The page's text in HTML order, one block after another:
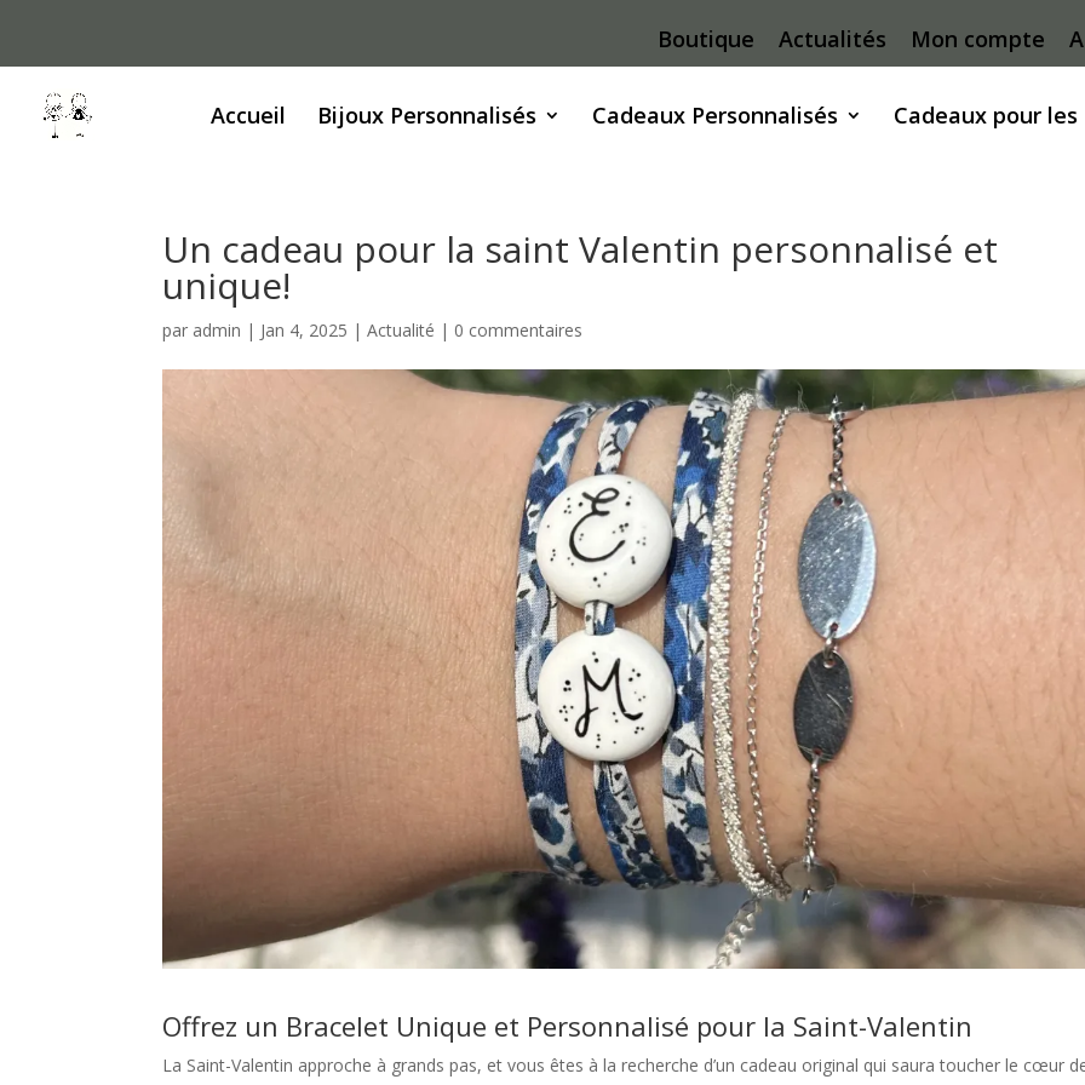
Boutique Actualités Mon compte
Accueil Bijoux Personnalisés Cadeaux Personnalisés Cadeaux pour les
Un cadeau pour la saint Valentin personnalisé et
unique!
par admin | Jan 4, 2025 |Actualité | 0 commentaires
Offrez un Bracelet Unique et Personnalisé pour la Saint-Valentin
La Saint-Valentin approche à grands pas, et vous êtes à la recherche d’un cadeau original qui saura toucher le cœur